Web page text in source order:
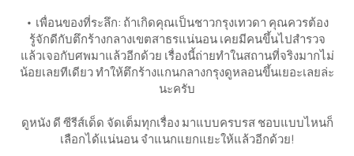
• เพื่อนของที่ระลึก: ถ้าเกิดคุณเป็นชาวกรุงเทวดา คุณควรต้อง
รู้จักดีกับตึกร้างกลางเขตสาธรแน่นอน เคยมีคนขึ้นไปสำรวจ
แล้วเจอกับศพมาแล้วอีกด้วย เรื่องนี้ถ่ายทำในสถานที่จริงมากไม่
น้อยเลยทีเดียว ทำให้ตึกร้างแกนกลางกรุงดูหลอนขึ้นเยอะเลยล่ะ
นะครับ
ดูหนัง ดี ซีรีส์เด็ด จัดเต็มทุกเรื่อง มาแบบครบรส ชอบแบบไหนก็
เลือกได้แน่นอน จำแนกแยกแยะให้แล้วอีกด้วย!